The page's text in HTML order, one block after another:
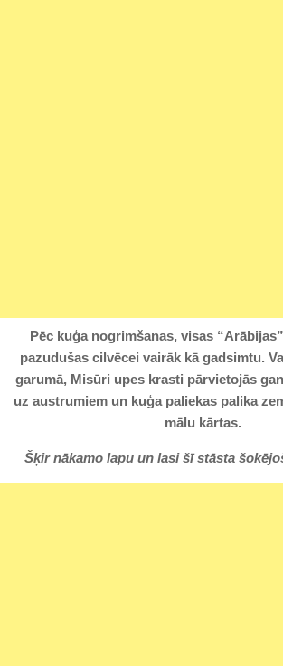
Pēc kuģa nogrimšanas, visas
pazudušas cilvēcei vairāk kā gadsimtu.
garumā, Misūri upes krasti pārvietojās
uz austrumiem un kuģa paliekas palika
mālu kārtas.
Šķir nākamo lapu un lasi šī stāsta